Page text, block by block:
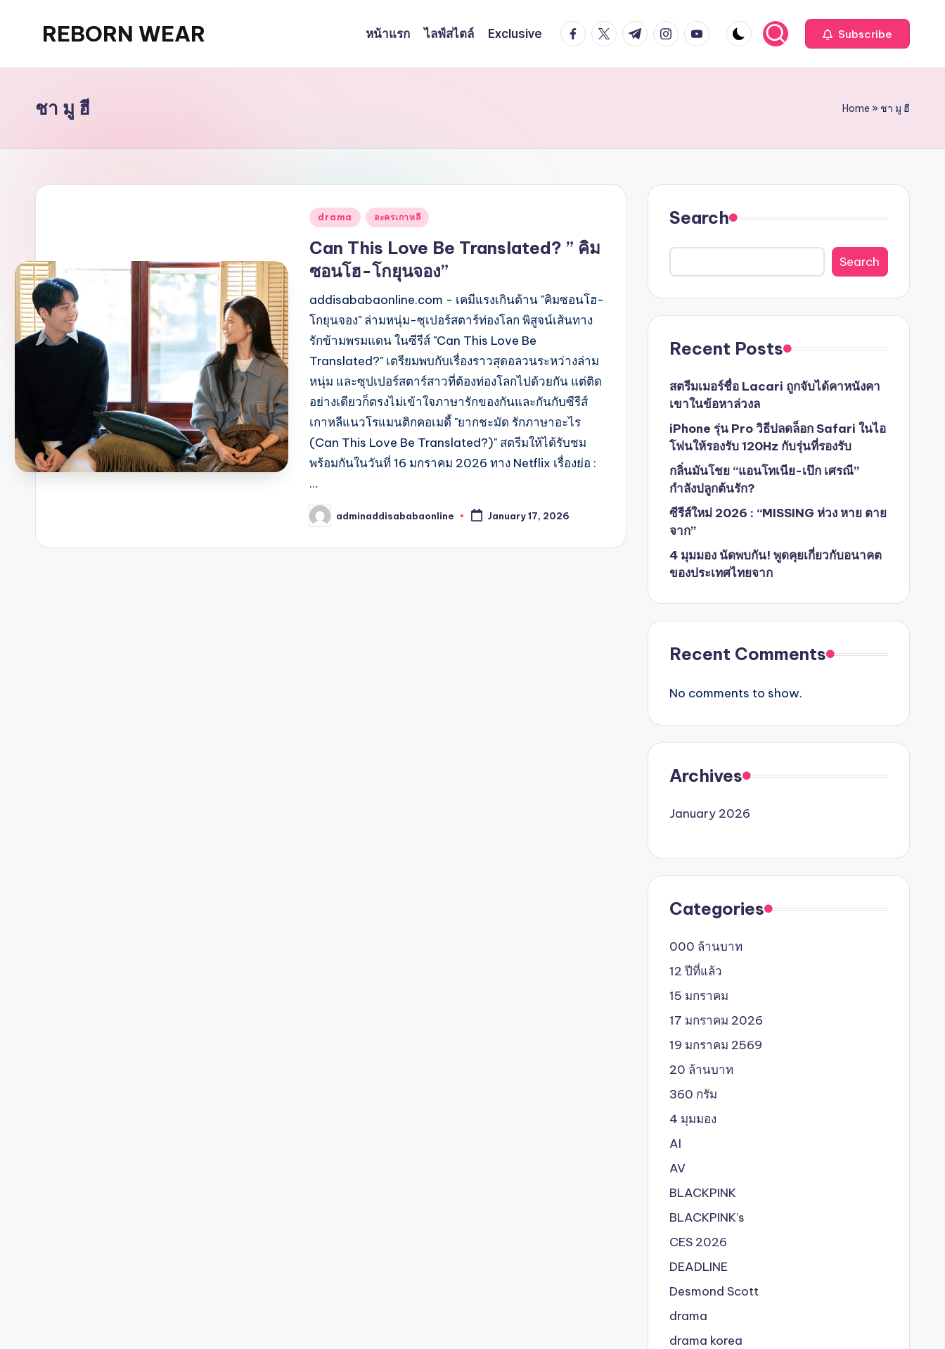
REBORN WEAR หน้าแรก ไลฟ์สไตล์ Exclusive facebook.com
twitter.com
t.me instagram.com
youtube.com Subscribe
ชา มู ฮี Home » ชา มู ฮี
Posted
drama ละครเกาหลี
Can This Love Be Translated? ” คิม
ซอนโฮ-โกยุนจอง”
addisababaonline.com - เคมีแรงเกินต้าน "คิมซอนโฮ-
โกยุนจอง" ล่ามหนุ่ม-ซุเปอร์สตาร์ท่องโลก พิสูจน์เส้นทาง
รักข้ามพรมแดน ในซีรีส์ "Can This Love Be
Translated?" เตรียมพบกับเรื่องราวสุดอลวนระหว่างล่าม
หนุ่ม และซุปเปอร์สตาร์สาวที่ต้องท่องโลกไปด้วยกัน แต่ติด
อย่างเดียวก็ตรงไม่เข้าใจภาษารักของกันและกันกับซีรีส์
เกาหลีแนวโรแมนติกคอเมดี้ "ยากชะมัด รักภาษาอะไร
(Can This Love Be Translated?)" สตรีมให้ได้รับชม
พร้อมกันในวันที่ 16 มกราคม 2026 ทาง Netflix เรื่องย่อ :
…
Posted
by
adminaddisababaonline January 17, 2026
Search
Search
Recent Posts
สตรีมเมอร์ชื่อ Lacari ถูกจับได้คาหนังคา
เขาในข้อหาล่วงล
iPhone รุ่น Pro วิธีปลดล็อก Safari ในไอ
โฟนให้รองรับ 120Hz กับรุ่นที่รองรับ
กลิ่นมันโชย “แอนโทเนีย-เป๊ก เศรณี”
กำลังปลูกต้นรัก?
ซีรีส์ใหม่ 2026 : “MISSING ห่วง หาย ตาย
จาก”
4 มุมมอง นัดพบกัน! พูดคุยเกี่ยวกับอนาคต
ของประเทศไทยจาก
Recent Comments
No comments to show.
Archives
January 2026
Categories
000 ล้านบาท
12 ปีที่แล้ว
15 มกราคม
17 มกราคม 2026
19 มกราคม 2569
20 ล้านบาท
360 กรัม
4 มุมมอง
AI
AV
BLACKPINK
BLACKPINK’s
CES 2026
DEADLINE
Desmond Scott
drama
drama korea